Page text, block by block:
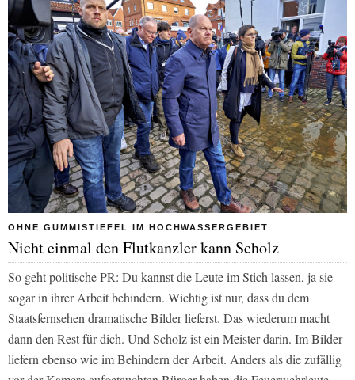
OHNE GUMMISTIEFEL IM HOCHWASSERGEBIET
Nicht einmal den Flutkanzler kann Scholz
So geht politische PR: Du kannst die Leute im Stich lassen, ja sie
sogar in ihrer Arbeit behindern. Wichtig ist nur, dass du dem
Staatsfernsehen dramatische Bilder lieferst. Das wiederum macht
dann den Rest für dich. Und Scholz ist ein Meister darin. Im Bilder
liefern ebenso wie im Behindern der Arbeit. Anders als die zufällig